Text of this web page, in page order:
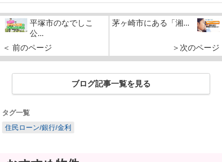
平塚市のなでしこ
公...
＜ 前のページ
茅ヶ崎市にある「湘...
＞次のページ
ブログ記事一覧を見る
タグ一覧
住民ローン/銀行/金利